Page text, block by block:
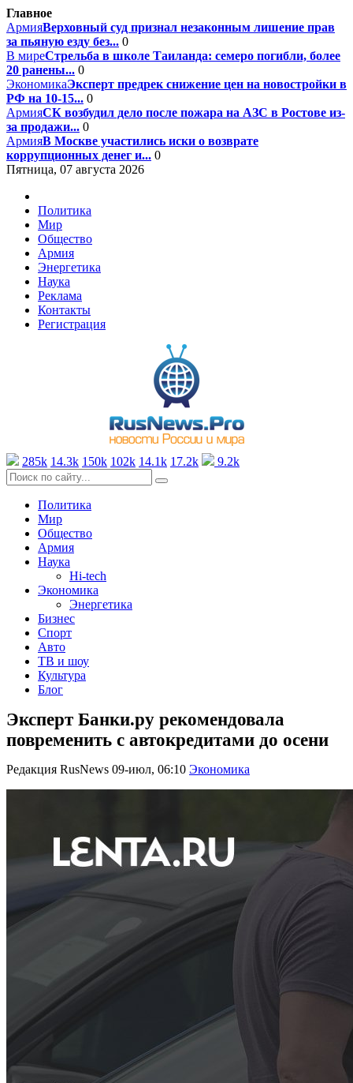
Главное
АрмияВерховный суд признал незаконным лишение прав
за пьяную езду без... 0
В миреСтрельба в школе Таиланда: семеро погибли, более
20 ранены... 0
ЭкономикаЭксперт предрек снижение цен на новостройки в
РФ на 10-15... 0
АрмияСК возбудил дело после пожара на АЗС в Ростове из-
за продажи... 0
АрмияВ Москве участились иски о возврате
коррупционных денег и... 0
Пятница, 07 августа 2026
Политика
Мир
Общество
Армия
Энергетика
Наука
Реклама
Контакты
Регистрация
285k 14.3k 150k 102k 14.1k 17.2k 9.2k
Политика
Мир
Общество
Армия
Наука
Hi-tech
Экономика
Энергетика
Бизнес
Спорт
Авто
ТВ и шоу
Культура
Блог
Эксперт Банки.ру рекомендовала
повременить с автокредитами до осени
Редакция RusNews 09-июл, 06:10 Экономика